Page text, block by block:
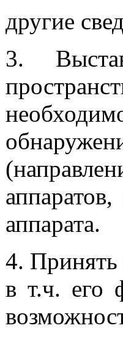
другие
3.
аппарата.
4.
в т.ч. его